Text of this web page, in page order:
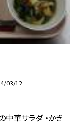
03/12
中華サラダ ・かき